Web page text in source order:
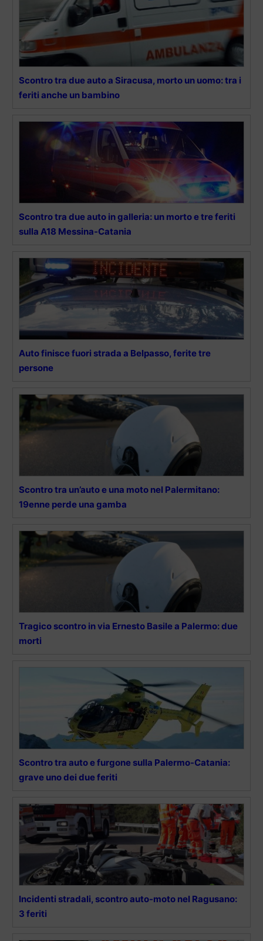
Scontro tra due auto a Siracusa, morto un uomo: tra i
feriti anche un bambino
Scontro tra due auto in galleria: un morto e tre feriti
sulla A18 Messina-Catania
Auto finisce fuori strada a Belpasso, ferite tre
persone
Scontro tra un’auto e una moto nel Palermitano:
19enne perde una gamba
Tragico scontro in via Ernesto Basile a Palermo: due
morti
Scontro tra auto e furgone sulla Palermo-Catania:
grave uno dei due feriti
Incidenti stradali, scontro auto-moto nel Ragusano:
3 feriti